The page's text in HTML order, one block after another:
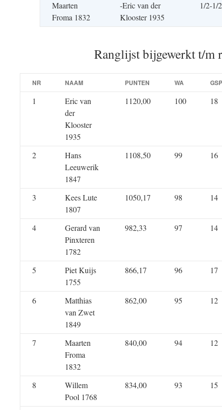
Maarten
Froma 1832
-Eric van der
Klooster 1935
1/2-1/2
Ranglijst bijgewerkt t/m
NR NAAM PUNTEN WA GSP
1
Eric van
der
Klooster
1935
1120,00 100 18
2
Hans
Leeuwerik
1847
1108,50 99 16
3
Kees Lute
1807
1050,17 98 14
4
Gerard van
Pinxteren
1782
982,33 97 14
5
Piet Kuijs
1755
866,17 96 17
6
Matthias
van Zwet
1849
862,00 95 12
7
Maarten
Froma
1832
840,00 94 12
8
Willem
Pool 1768
834,00 93 15